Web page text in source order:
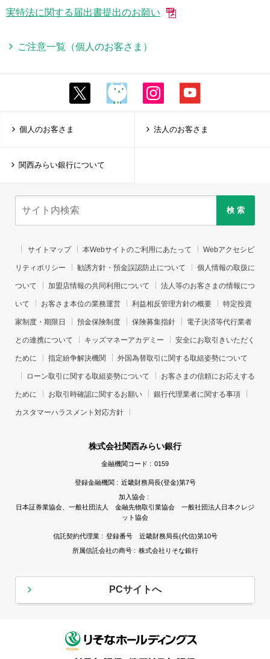
実特法に関する届出書提出のお願い
ご注意一覧（個人のお客さま）
個人のお客さま 法人のお客さま
関西みらい銀行について
検 索
サイトマップ 本Webサイトのご利用にあたって Webアクセシビ
リティポリシー 勧誘方針・預金誤認防止について 個人情報の取扱に
ついて 加盟店情報の共同利用について 法人等のお客さまの情報につ
いて お客さま本位の業務運営 利益相反管理方針の概要 特定投資
家制度・期限日 預金保険制度 保険募集指針 電子決済等代行業者
との連携について キッズマネーアカデミー 安全にお取引きいただく
ために 指定紛争解決機関 外国為替取引に関する取組姿勢について
ローン取引に関する取組姿勢について お客さまの信頼にお応えする
ために お取引時確認に関するお願い 銀行代理業者に関する事項
カスタマーハラスメント対応方針
株式会社関西みらい銀行
金融機関コード : 0159
登録金融機関 : 近畿財務局長(登金)第7号
加入協会 :
日本証券業協会、一般社団法人 金融先物取引業協会 一般社団法人日本クレジ
ット協会
信託契約代理業 : 登録番号 近畿財務局長(代信)第10号
所属信託会社の商号 : 株式会社りそな銀行
PCサイトへ